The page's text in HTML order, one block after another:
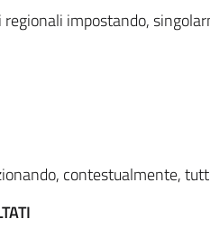
impostando,
contestualmente,